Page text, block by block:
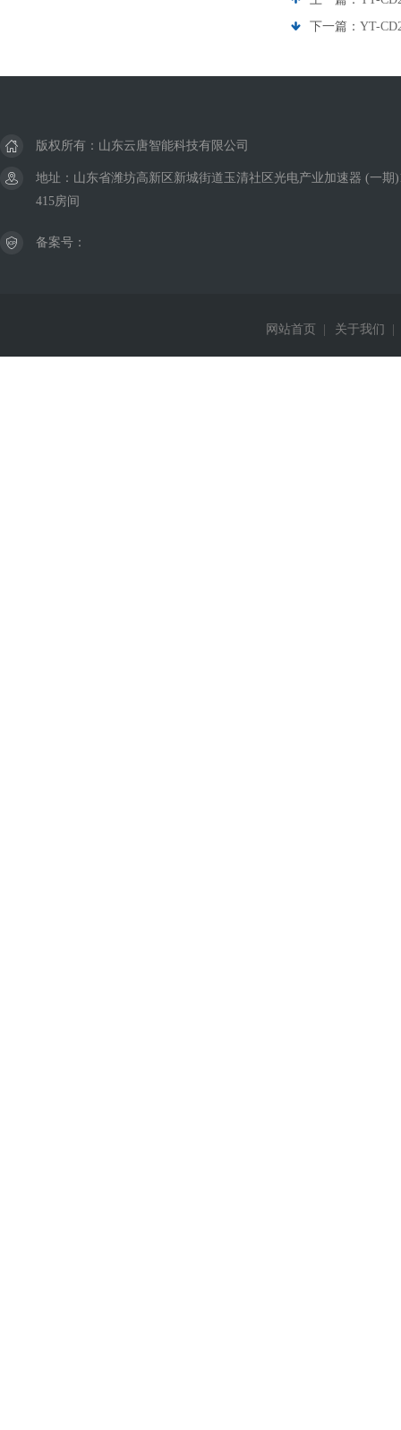
下一篇： YT-
版权所有：山东云唐智能科技有限公司
地址：山东省潍坊高新区新城街道玉清社区光电产业加速器 (一期
415房间
备案号：
网站首页 关于我们